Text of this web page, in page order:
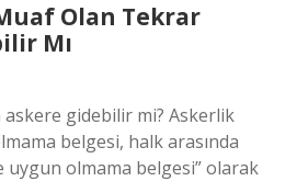
Olan Tekrar
Mı
gidebilir mi? Askerlik
belgesi, halk arasında
uygun olmama belgesi” olarak